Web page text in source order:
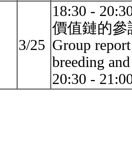
3/25
18:30 -
價值鏈的參
Group
breeding
20:30 -